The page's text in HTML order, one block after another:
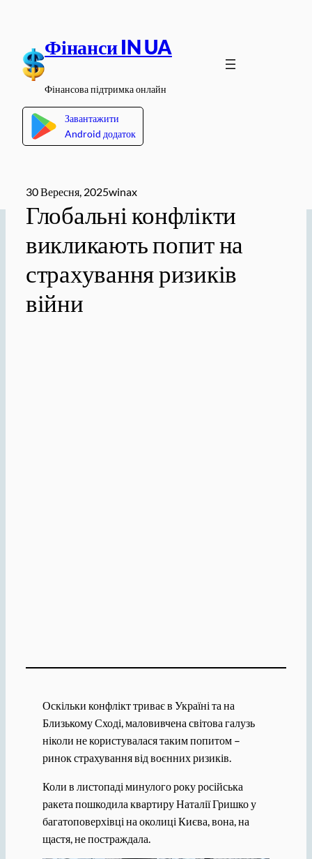
вмісту
Фінанси IN UA
Фінансова підтримка онлайн
Завантажити
Android додаток
30 Вересня, 2025winax
Глобальні конфлікти
викликають попит на
страхування ризиків
війни
Оскільки конфлікт триває в Україні та на
Близькому Сході, маловивчена світова галузь
ніколи не користувалася таким попитом –
ринок страхування від воєнних ризиків.
Коли в листопаді минулого року російська
ракета пошкодила квартиру Наталії Гришко у
багатоповерхівці на околиці Києва, вона, на
щастя, не постраждала.